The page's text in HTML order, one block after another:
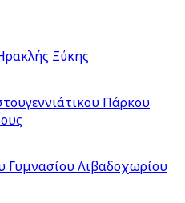
Ξύκης
Πάρκου
Γυμνασίου Λιβαδοχωρίου